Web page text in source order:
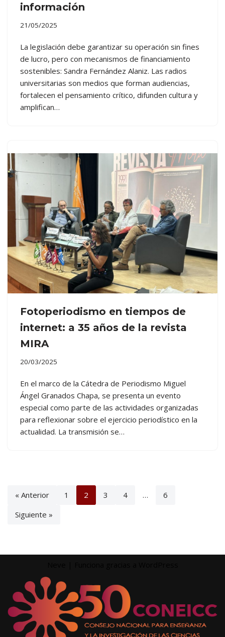
información
21/05/2025
La legislación debe garantizar su operación sin fines
de lucro, pero con mecanismos de financiamiento
sostenibles: Sandra Fernández Alaniz. Las radios
universitarias son medios que forman audiencias,
fortalecen el pensamiento crítico, difunden cultura y
amplifican…
Fotoperiodismo en tiempos de
internet: a 35 años de la revista
MIRA
20/03/2025
En el marco de la Cátedra de Periodismo Miguel
Ángel Granados Chapa, se presenta un evento
especial como parte de las actividades organizadas
para reflexionar sobre el ejercicio periodístico en la
actualidad. La transmisión se…
« Anterior 1 2 3 4 …
6
Siguiente »